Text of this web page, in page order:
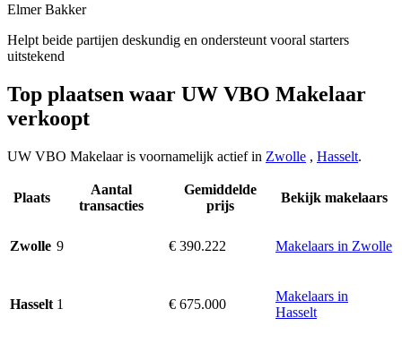
Elmer Bakker
Helpt beide partijen deskundig en ondersteunt vooral starters
uitstekend
Top plaatsen waar UW VBO Makelaar
verkoopt
UW VBO Makelaar is voornamelijk actief in Zwolle , Hasselt.
Plaats
Aantal
transacties
Gemiddelde
prijs
Bekijk makelaars
Zwolle 9 € 390.222 Makelaars in Zwolle
Hasselt 1 € 675.000
Makelaars in
Hasselt